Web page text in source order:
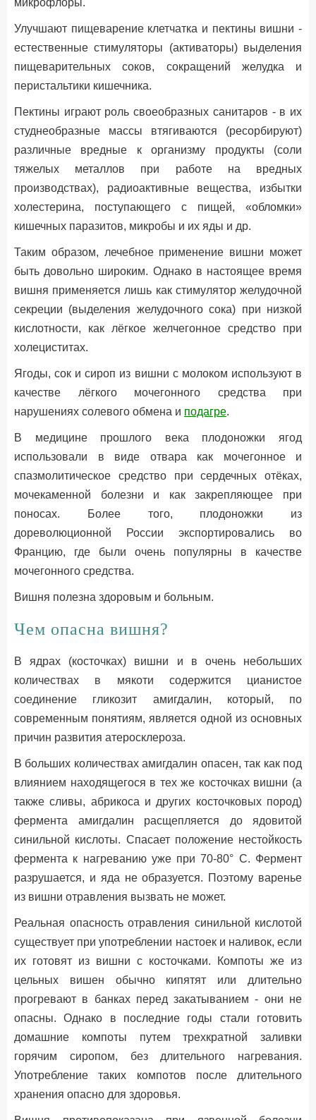
микрофлоры.
Улучшают пищеварение клетчатка и пектины вишни -
естественные стимуляторы (активаторы) выделения
пищеварительных соков, сокращений желудка и
перистальтики кишечника.
Пектины играют роль своеобразных санитаров - в их
студнеобразные массы втягиваются (ресорбируют)
различные вредные к организму продукты (соли
тяжелых металлов при работе на вредных
производствах), радиоактивные вещества, избытки
холестерина, поступающего с пищей, «обломки»
кишечных паразитов, микробы и их яды и др.
Таким образом, лечебное применение вишни может
быть довольно широким. Однако в настоящее время
вишня применяется лишь как стимулятор желудочной
секреции (выделения желудочного сока) при низкой
кислотности, как лёгкое желчегонное средство при
холециститах.
Ягоды, сок и сироп из вишни с молоком используют в
качестве лёгкого мочегонного средства при
нарушениях солевого обмена и подагре.
В медицине прошлого века плодоножки ягод
использовали в виде отвара как мочегонное и
спазмолитическое средство при сердечных отёках,
мочекаменной болезни и как закрепляющее при
поносах. Более того, плодоножки из
дореволюционной России экспортировались во
Францию, где были очень популярны в качестве
мочегонного средства.
Вишня полезна здоровым и больным.
Чем опасна вишня?
В ядрах (косточках) вишни и в очень небольших
количествах в мякоти содержится цианистое
соединение гликозит амигдалин, который, по
современным понятиям, является одной из основных
причин развития атеросклероза.
В больших количествах амигдалин опасен, так как под
влиянием находящегося в тех же косточках вишни (а
также сливы, абрикоса и других косточковых пород)
фермента амигдалин расщепляется до ядовитой
синильной кислоты. Спасает положение нестойкость
фермента к нагреванию уже при 70-80° С. Фермент
разрушается, и яда не образуется. Поэтому варенье
из вишни отравления вызвать не может.
Реальная опасность отравления синильной кислотой
существует при употреблении настоек и наливок, если
их готовят из вишни с косточками. Компоты же из
цельных вишен обычно кипятят или длительно
прогревают в банках перед закатыванием - они не
опасны. Однако в последние годы стали готовить
домашние компоты путем трехкратной заливки
горячим сиропом, без длительного нагревания.
Употребление таких компотов после длительного
хранения опасно для здоровья.